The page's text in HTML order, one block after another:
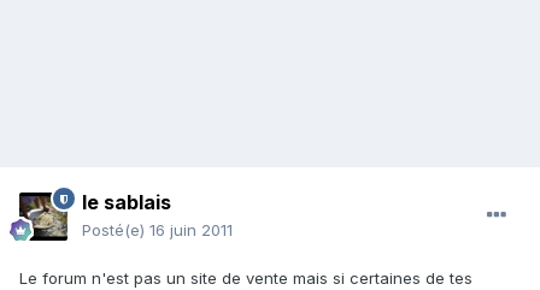
le sablais
Posté(e) 16 juin 2011
Le forum n'est pas un site de vente mais si certaines de tes